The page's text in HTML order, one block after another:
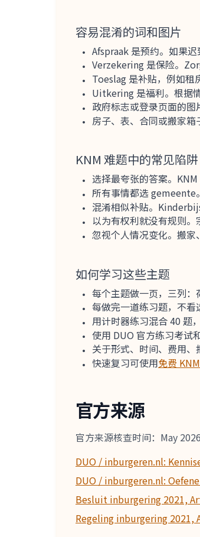
容易混淆的词和图片
Afspraak 是预约。如果迟
Verzekering 是保险。
Toeslag 是补贴，例如
Uitkering 是福利。根据
政府标志或登录页面的图
房子、表、合同或搬家箱
KNM 难题中的常见陷阱
选择最夸张的答案。
所有事情都选 gemeente
混淆相似补贴。
以为有权利就没有规则
忽视个人情况变化。搬家
如何学习这些主题
每个主题做一页，三列：
每做完一道练习题，不看
用计时器练习混合 40 题
使用 DUO 官方练习考试
关于形式、时间、费用
快速复习可使用免费
官方来源
官方来源核查时间：May 2026
DUO / inburgeren.nl:
DUO / inburgeren.nl:
Besluit inburgering 2021,
Regeling inburgering 2021,